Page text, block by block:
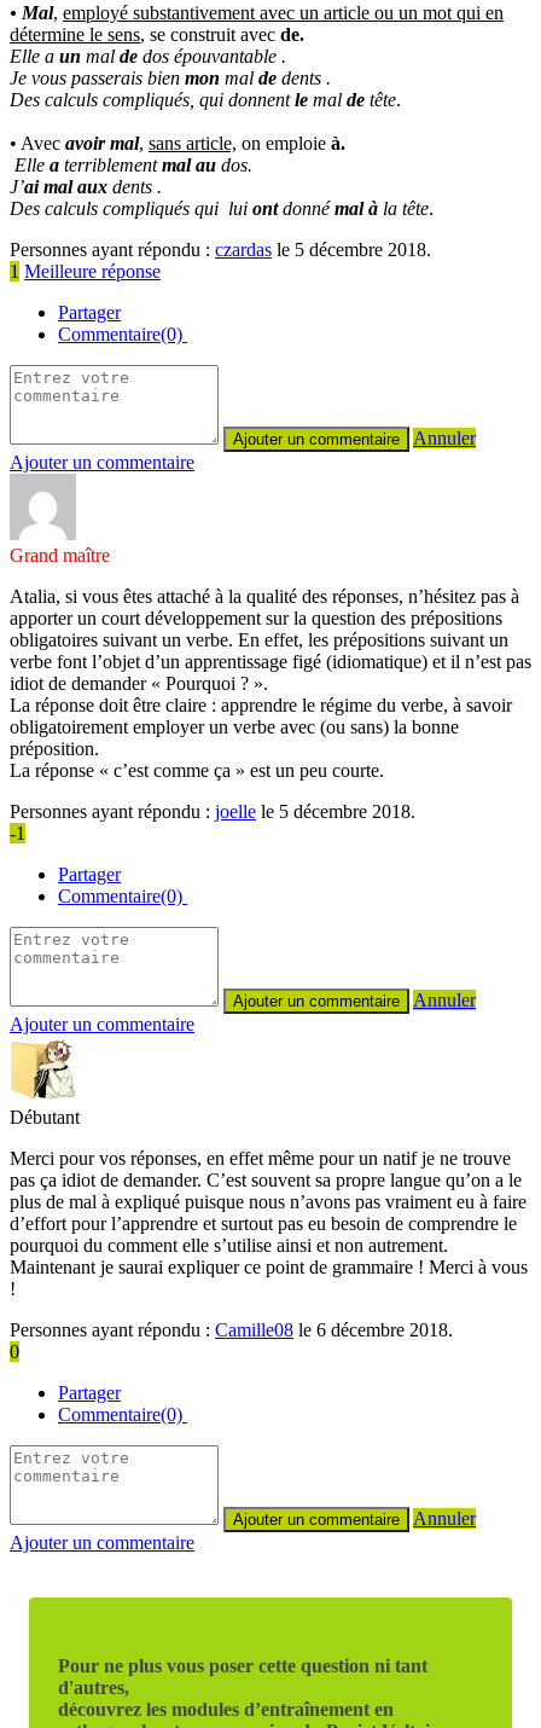
• Mal, employé substantivement avec un article ou un mot qui en
détermine le sens, se construit avec de.
Elle a un mal de dos épouvantable .
Je vous passerais bien mon mal de dents .
Des calculs compliqués, qui donnentle mal de tête.
• Avec avoir mal, sans article, on emploie à.
Elle a terriblementmal au dos.
J’ai mal aux dents .
Des calculs compliqués qui lui ontdonnémal à la tête.
Personnes ayant répondu : czardas le 5 décembre 2018.
1 Meilleure réponse
Partager
Commentaire(0)
Annuler
Ajouter un commentaire
Grand maître
Atalia, si vous êtes attaché à la qualité des réponses, n’hésitez pas à
apporter un court développement sur la question des prépositions
obligatoires suivant un verbe. En effet, les prépositions suivant un
verbe font l’objet d’un apprentissage figé (idiomatique) et il n’est pas
idiot de demander « Pourquoi ? ».
La réponse doit être claire : apprendre le régime du verbe, à savoir
obligatoirement employer un verbe avec (ou sans) la bonne
préposition.
La réponse « c’est comme ça » est un peu courte.
Personnes ayant répondu : joelle le 5 décembre 2018.
-1
Partager
Commentaire(0)
Annuler
Ajouter un commentaire
Débutant
Merci pour vos réponses, en effet même pour un natif je ne trouve
pas ça idiot de demander. C’est souvent sa propre langue qu’on a le
plus de mal à expliqué puisque nous n’avons pas vraiment eu à faire
d’effort pour l’apprendre et surtout pas eu besoin de comprendre le
pourquoi du comment elle s’utilise ainsi et non autrement.
Maintenant je saurai expliquer ce point de grammaire ! Merci à vous
!
Personnes ayant répondu : Camille08 le 6 décembre 2018.
0
Partager
Commentaire(0)
Annuler
Ajouter un commentaire
Pour ne plus vous poser cette question ni tant
d'autres,
découvrez les modules d’entraînement en